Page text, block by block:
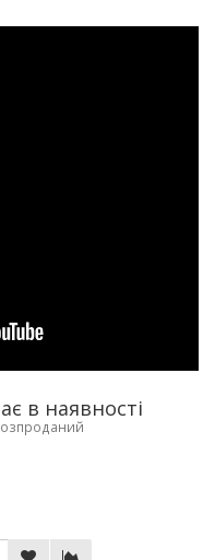
в наявності